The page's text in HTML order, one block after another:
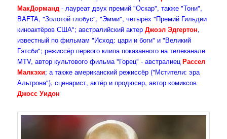
МакДорманд - лауреат двух премий "Оскар", также "Тони",
BAFTA, "Золотой глобус", "Эмми", четырёх "Премий Гильдии
киноактёров США"; австралийский актер Джоэл Эдгертон,
известный по фильмам "Исход: цари и боги" и "Великий
Гэтсби"; режиссёр первого клипа показанного на телеканале
MTV, автор культового фильма "Горец" - австралиецРассел
Малкэхи; а также американский режиссёр ("Мстители: эра
Альтрона"), сценарист, актёр и продюсер, автор комиксов
Джосс Уидон